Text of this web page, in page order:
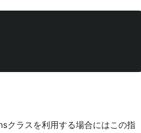
クラスを利用する場合にはこの指